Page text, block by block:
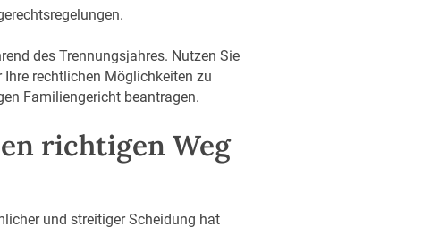
des Trennungsjahres. Nutzen Sie
rechtlichen Möglichkeiten zu
Familiengericht beantragen.
richtigen Weg
und streitiger Scheidung hat